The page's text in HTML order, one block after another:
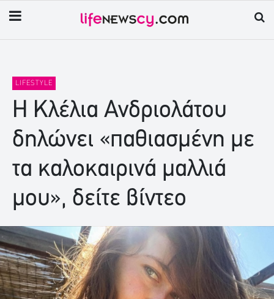
LIFESTYLE
Η Κλέλια Ανδριολάτου
δηλώνει «παθιασμένη με
τα καλοκαιρινά μαλλιά
μου», δείτε βίντεο